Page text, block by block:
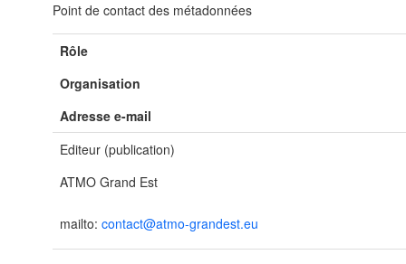
Point de contact des métadonnées
Rôle
Organisation
Adresse e-mail
Editeur (publication)
ATMO Grand Est
mailto: contact@atmo-grandest.eu